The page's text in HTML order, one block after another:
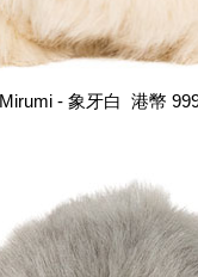
Mirumi - 象牙白 港幣